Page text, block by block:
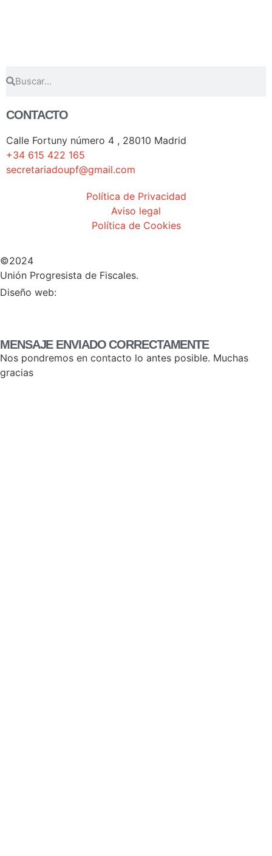
CONTACTO
Calle Fortuny número 4 , 28010 Madrid
+34 615 422 165
secretariadoupf@gmail.com
Política de Privacidad
Aviso legal
Política de Cookies
©2024
Unión Progresista de Fiscales.
Diseño web:
MENSAJE ENVIADO CORRECTAMENTE
Nos pondremos en contacto lo antes posible. Muchas
gracias